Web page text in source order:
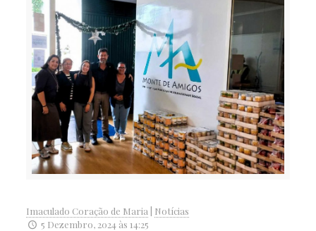
Imaculado Coração de Maria
Notícias
5 Dezembro, 2024 às 14:25